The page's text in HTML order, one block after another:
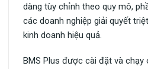
dàng tùy chỉnh theo quy mô,
các doanh nghiệp giải quyết
kinh doanh hiệu quả.
BMS Plus được cài đặt và chạy